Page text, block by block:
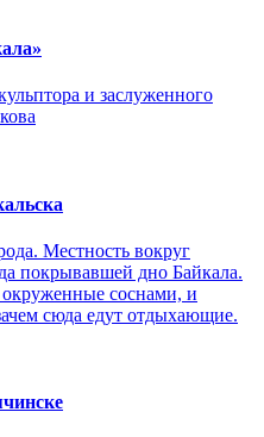
и заслуженного
Местность вокруг
покрывавшей дно Байкала.
соснами, и
сюда едут отдыхающие.